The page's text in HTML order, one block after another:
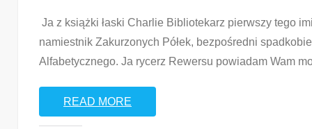
Ja z książki łaski Charlie Bibliotekarz pierwszy tego
namiestnik Zakurzonych Półek, bezpośredni
Alfabetycznego. Ja rycerz Rewersu powiadam Wam
READ MORE